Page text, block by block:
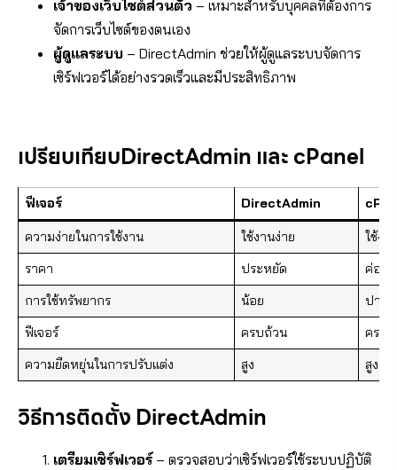
เจ้าของเว็บไซต์ส่วนตัว – เหมาะสำหรับบุคคลที่ต้องการ
จัดการเว็บไซต์ของตนเอง
ผู้ดูแลระบบ – DirectAdmin ช่วยให้ผู้ดูแลระบบจัดการ
เซิร์ฟเวอร์ได้อย่างรวดเร็วและมีประสิทธิภาพ
เปรียบเทียบDirectAdmin และ cPanel
ฟีเจอร์ DirectAdmin
ความง่ายในการใช้งาน ใช้งานง่าย
ใช้งา
ราคา
ประหยัด
ค่อน
การใช้ทรัพยากร
น้อย
ปาน
ฟีเจอร์
ครบถ้วน
ครบ
ความยืดหยุ่นในการปรับแต่ง
สูง สูง
วิธีการติดตั้ง DirectAdmin
เตรียมเซิร์ฟเวอร์– ตรวจสอบว่าเซิร์ฟเวอร์ใช้ระบบปฏิบัติ